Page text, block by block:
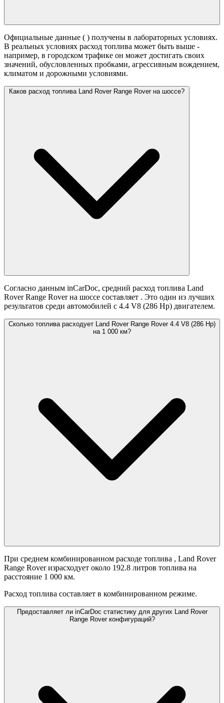
Официальные данные ( ) получены в лабораторных условиях.
В реальных условиях расход топлива может быть выше -
например, в городском трафике он может достигать своих
значений, обусловленных пробками, агрессивным вождением,
климатом и дорожными условиями.
Каков расход топлива Land Rover Range Rover на шоссе?
Согласно данным inCarDoc, средний расход топлива Land
Rover Range Rover на шоссе составляет . Это один из лучших
результатов среди автомобилей с 4.4 V8 (286 Hp) двигателем.
Сколько топлива расходует Land Rover Range Rover 4.4 V8 (286 Hp)
на 1 000 км?
При среднем комбинированном расходе топлива , Land Rover
Range Rover израсходует около 192.8 литров топлива на
расстояние 1 000 км.
Расход топлива составляет в комбинированном режиме.
Предоставляет ли inCarDoc статистику для других Land Rover
Range Rover конфигураций?